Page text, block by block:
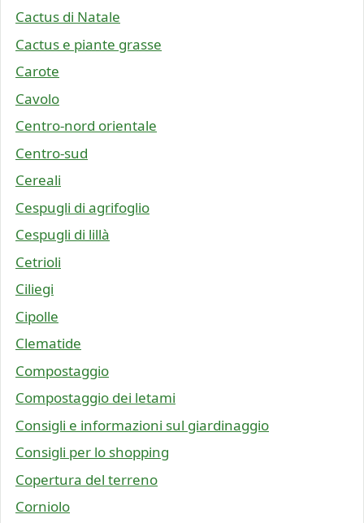
Cactus di Natale
Cactus e piante grasse
Carote
Cavolo
Centro-nord orientale
Centro-sud
Cereali
Cespugli di agrifoglio
Cespugli di lillà
Cetrioli
Ciliegi
Cipolle
Clematide
Compostaggio
Compostaggio dei letami
Consigli e informazioni sul giardinaggio
Consigli per lo shopping
Copertura del terreno
Corniolo